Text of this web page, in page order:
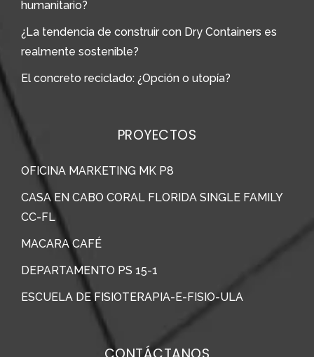
humanitario?
¿La tendencia de construir con Dry Containers es
realmente sostenible?
El concreto reciclado: ¿Opción o utopía?
PROYECTOS
OFICINA MARKETING MK P8
CASA EN CABO CORAL FLORIDA SINGLE FAMILY
CC-FL
MACARA CAFÉ
DEPARTAMENTO PS 15-1
ESCUELA DE FISIOTERAPIA-E-FISIO-ULA